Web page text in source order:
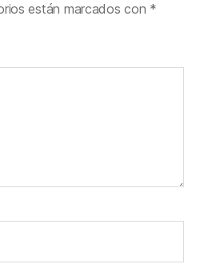
están marcados con *